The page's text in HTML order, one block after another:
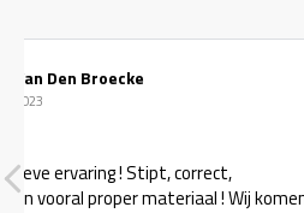
Wij komen
Tuba
Super zaak,